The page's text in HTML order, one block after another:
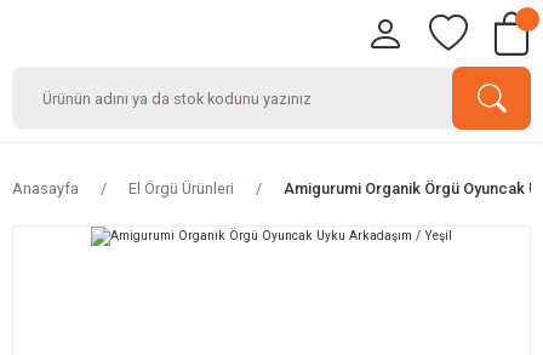
Anasayfa El Örgü Ürünleri Amigurumi Organik Örgü Oyuncak